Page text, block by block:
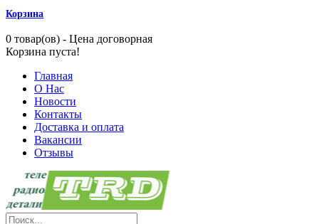
Корзина
0 товар(ов) - Цена договорная
Корзина пуста!
Главная
О Нас
Новости
Контакты
Доставка и оплата
Вакансии
Отзывы